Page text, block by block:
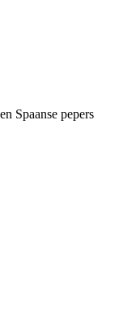
Spaanse pepers